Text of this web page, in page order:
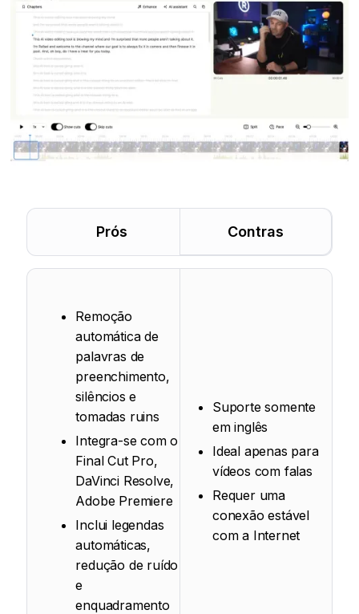
Prós Contras
Remoção
automática de
palavras de
preenchimento,
silêncios e
tomadas ruins
Integra-se com o
Final Cut Pro,
DaVinci Resolve,
Adobe Premiere
Inclui legendas
automáticas,
redução de ruído
e
enquadramento
Suporte somente
em inglês
Ideal apenas para
vídeos com falas
Requer uma
conexão estável
com a Internet